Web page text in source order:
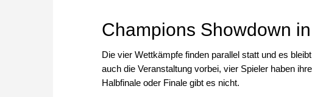
Champions Showdown
Die vier Wettkämpfe finden parallel statt und es
auch die Veranstaltung vorbei, vier Spieler haben
Halbfinale oder Finale gibt es nicht.